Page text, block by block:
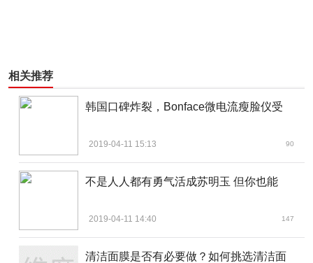
相关推荐
韩国口碑炸裂，Bonface微电流瘦脸仪受
2019-04-11 15:13 90
不是人人都有勇气活成苏明玉 但你也能
2019-04-11 14:40 147
清洁面膜是否有必要做？如何挑选清洁面